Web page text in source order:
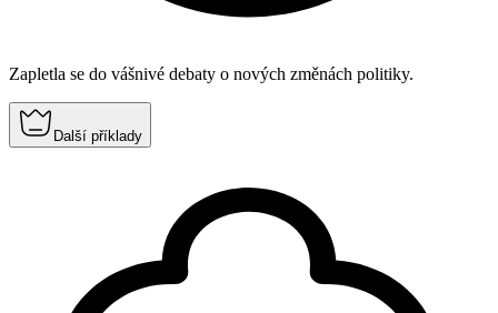
Zapletla se do vášnivé debaty o nových změnách politiky.
Další příklady